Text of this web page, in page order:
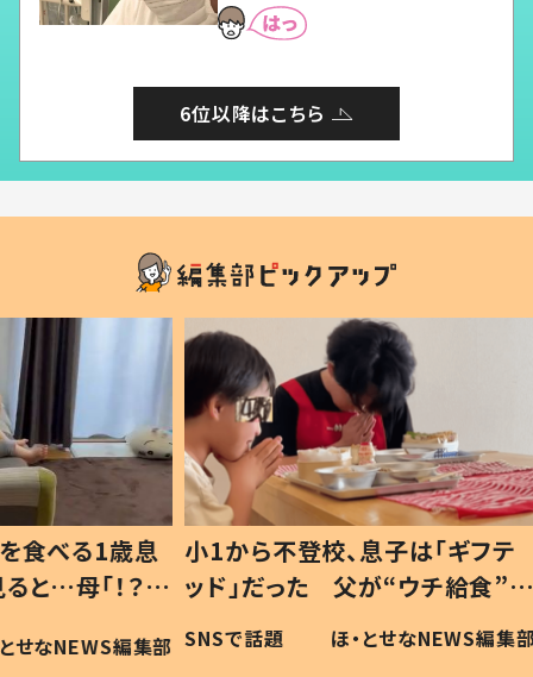
6位以降はこちら
歳息
？」
編集部
小1から不登校、息子は「ギフテ
ッド」だった 父が“ウチ給食”を
作り続ける理由とは #令和の親
#令和の子
SNSで話題 ほ・とせなNEWS編集部
ひ孫
が、抱
「涙
い」